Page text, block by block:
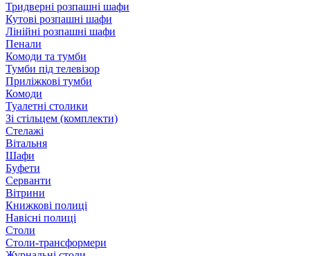
Тридверні розпашні шафи
Кутові розпашні шафи
Лінійні розпашні шафи
Пенали
Комоди та тумби
Тумби під телевізор
Приліжкові тумби
Комоди
Туалетні столики
Зі стільцем (комплекти)
Стелажі
Вітальня
Шафи
Буфети
Серванти
Вітрини
Книжкові полиці
Навісні полиці
Столи
Столи-трансформери